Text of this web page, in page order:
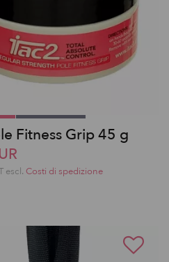
Fitness Grip 45 g
escl. Costi di spedizione